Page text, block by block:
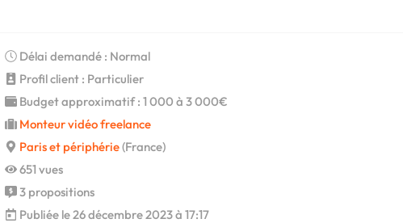
Délai demandé : Normal
Profil client : Particulier
Budget approximatif : 1 000 à 3 000€
Monteur vidéo freelance
Paris et périphérie(France)
651 vues
3 propositions
Publiée le 26 décembre 2023 à 17:17